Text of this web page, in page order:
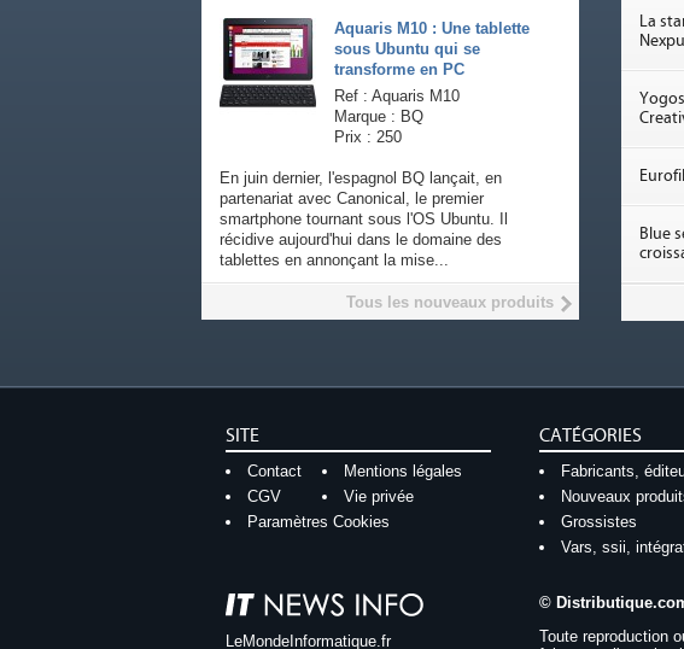
Aquaris M10 : Une tablette
sous Ubuntu qui se
transforme en PC
Ref : Aquaris M10
Marque : BQ
Prix : 250
En juin dernier, l'espagnol BQ lançait, en
partenariat avec Canonical, le premier
smartphone tournant sous l'OS Ubuntu. Il
récidive aujourd'hui dans le domaine des
tablettes en annonçant la mise...
Tous les nouveaux produits
La
Blue
SITE
Contact
Mentions légales
CGV
Vie privée
Paramètres Cookies
CATÉGORIES
Fabricants,
Nouveaux
Grossistes
Vars, ssii,
LeMondeInformatique.fr
©
Toute reproduction